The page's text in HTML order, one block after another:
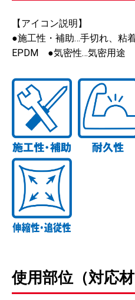
【アイコン説明】
●施工性・補助…手切れ、粘
EPDM ●気密性…気密用途
使用部位（対応材